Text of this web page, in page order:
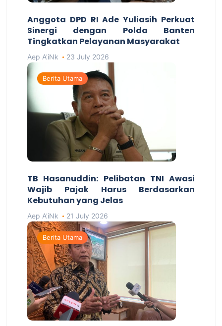
Anggota DPD RI Ade Yuliasih Perkuat
Sinergi dengan Polda Banten
Tingkatkan Pelayanan Masyarakat
Aep A'iNk 23 July 2026
Berita Utama
TB Hasanuddin: Pelibatan TNI Awasi
Wajib Pajak Harus Berdasarkan
Kebutuhan yang Jelas
Aep A'iNk 21 July 2026
Berita Utama